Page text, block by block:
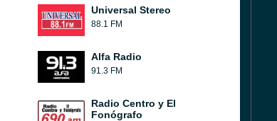
Universal Stereo
88.1 FM
Alfa Radio
91.3 FM
Radio Centro y El
Fonógrafo